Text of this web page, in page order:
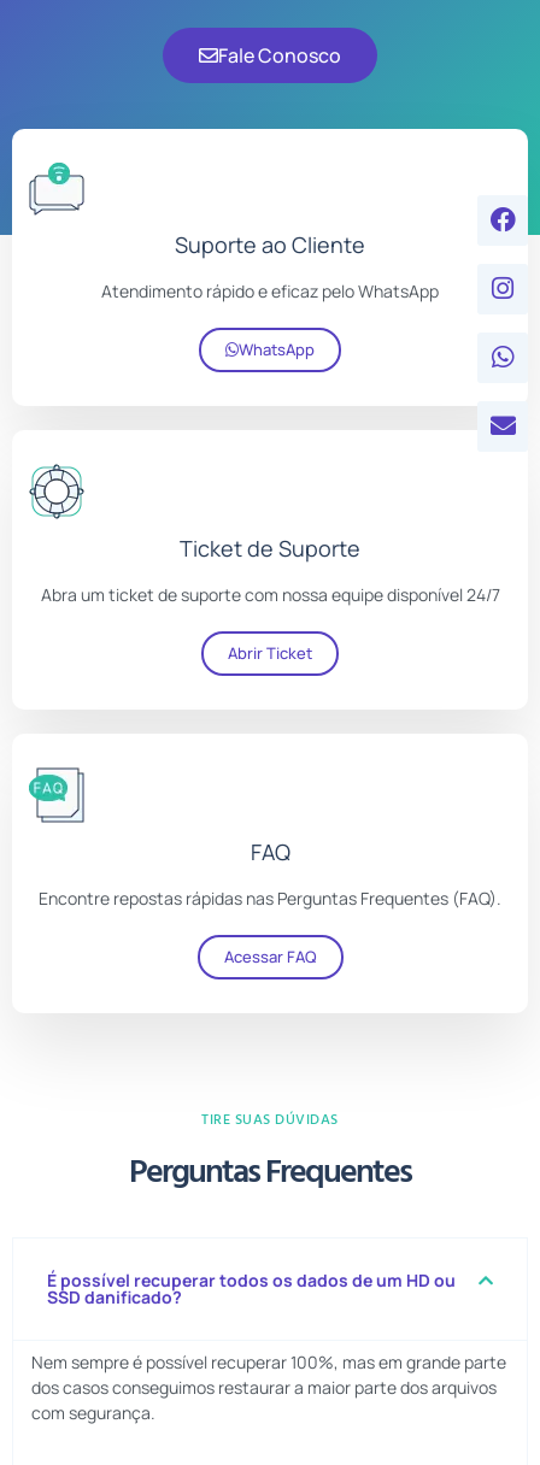
Fale Conosco
Suporte ao Cliente
Atendimento rápido e eficaz pelo WhatsApp
WhatsApp
Ticket de Suporte
Abra um ticket de suporte com nossa equipe disponível 24/7
Abrir Ticket
FAQ
Encontre repostas rápidas nas Perguntas Frequentes (FAQ).
Acessar FAQ
TIRE SUAS DÚVIDAS
Perguntas Frequentes
É possível recuperar todos os dados de um HD ou
SSD danificado?
Nem sempre é possível recuperar 100%, mas em grande parte
dos casos conseguimos restaurar a maior parte dos arquivos
com segurança.